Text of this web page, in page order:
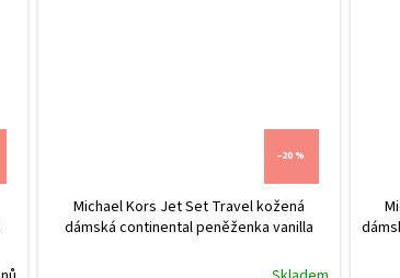
–20 %
Michael Kors Jet Set Travel kožená
dámská continental peněženka vanilla